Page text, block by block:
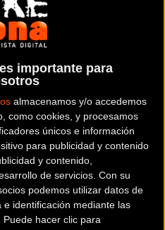
importante para
almacenamos y/o accedemos
como cookies, y procesamos
únicos e información
para publicidad y contenido
y contenido,
de servicios. Con su
podemos utilizar datos de
identificación mediante las
hacer clic para